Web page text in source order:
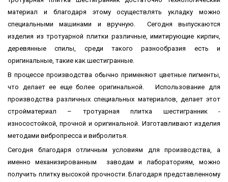
материал и благодаря этому осуществлять укладку можно
специальными машинами и вручную. Сегодня выпускаются
изделия из тротуарной плитки различные, имитирующие кирпич,
деревянные спилы, среди такого разнообразия есть и
оригинальные, такие как шестигранные.
В процессе производства обычно применяют цветные пигменты,
что делает ее еще более оригинальной. Использование для
производства различных специальных материалов, делает этот
стройматериал – тротуарная плитка шестигранник -
износостойкой, прочной и оригинальной. Изготавливают изделия
методами вибропресса и вибролитья.
Сегодня благодаря отличным условиям для производства, а
именно механизированным заводам и лабораториям, можно
получить плитку высокой прочности. Благодаря представленному